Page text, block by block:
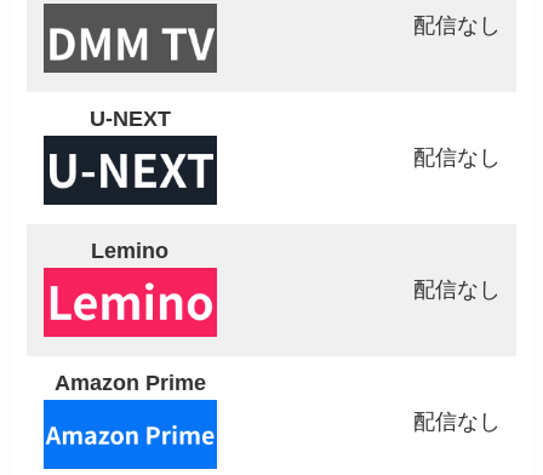
配信なし
U-NEXT
配信なし
Lemino
配信なし
Amazon Prime
配信なし